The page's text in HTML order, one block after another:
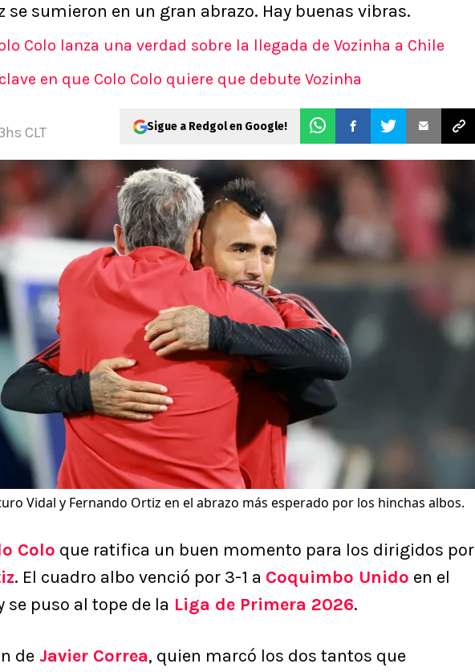
se sumieron en un gran abrazo. Hay buenas vibras.
Colo lanza una verdad sobre la llegada de Vozinha a Chile
en que Colo Colo quiere que debute Vozinha
CLT
Sigue a Redgol en Google!
Vidal y Fernando Ortiz en el abrazo más esperado por los hinchas albos.
Colo que ratifica un buen momento para los dirigidos por
. El cuadro albo venció por 3-1 a Coquimbo Unido en el
se puso al tope de la Liga de Primera 2026.
de Javier Correa, quien marcó los dos tantos que